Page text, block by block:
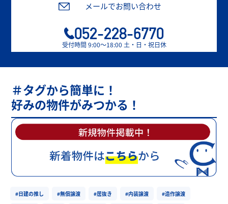
メールでお問い合わせ
052-228-6770
受付時間 9:00〜18:00 土・日・祝日休
＃タグから簡単に！
好みの物件がみつかる！
#日建の推し #無償譲渡 #居抜き #内装譲渡 #造作譲渡